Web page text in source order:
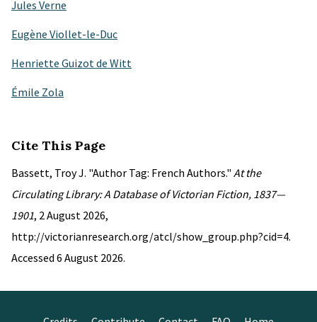
Jules Verne
Eugène Viollet-le-Duc
Henriette Guizot de Witt
Émile Zola
Cite This Page
Bassett, Troy J. "Author Tag: French Authors." At the
Circulating Library: A Database of Victorian Fiction, 1837—
1901, 2 August 2026,
http://victorianresearch.org/atcl/show_group.php?cid=4.
Accessed 6 August 2026.